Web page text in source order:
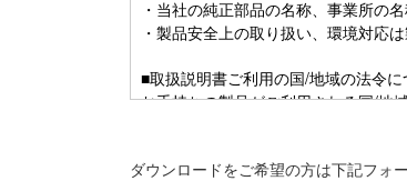
ダウンロードをご希望の方は下記フォ